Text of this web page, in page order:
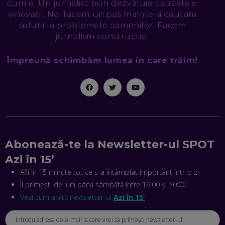
SEAMA CĂ CINEVA ÎNCEARCĂ SĂ TE MANIPULEZE, ONLINE.
CE-AM ÎNVĂȚAT DIN EPISODUL GEORGESCU
EP. 46
LA JOB! CUM DEMONSTREZI ABILITĂȚI ȘI CÂȘTIGI PREMII
ANTONIO ENACHE, SENSE4FIT: CUM TE AJUTĂ
CRISTIAN GROZEA, BEEFAST: PREGĂTIM CEL MAI BUN
REVOLUȚIONA LIVRĂRILE RAPIDE, DIN ROMÂNIA PÂNĂ ÎN
ASIA
ANDREI NICOARĂ, EXPERT ÎN E-GUVERNARE: N-O SĂ NE
MAI MEARGĂ PREA MULT CU MANȚOGĂRII! DACĂ NU NE
RESPECTĂM OBLIGAȚIILE EUROPENE, VOM AVEA
PROBLEME
cum e. Un jurnalist bun dezvăluie cauzele și
vinovații. Noi facem un pas înainte si căutam
soluții la problemele oamenilor. Facem
jurnalism constructiv.
Împreună schimbăm lumea în care trăim!
Abonează-te la Newsletter-ul SPOT
Azi în 15’
Afli în 15 minute tot ce s-a întâmplat important într-o zi
Îl primești de luni până sâmbătă între 19:00 și 20:00
Vezi cum arată newsletter-ul Azi în 15’